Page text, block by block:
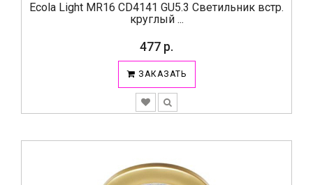
Ecola Light MR16 CD4141 GU5.3 Светильник встр.
круглый ...
477 р.
ЗАКАЗАТЬ